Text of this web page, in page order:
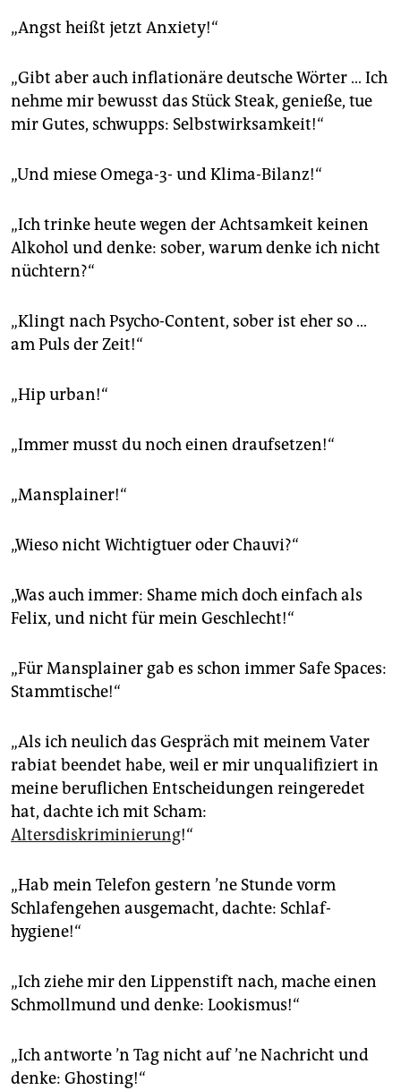
„Angst heißt jetzt Anxiety!“
„Gibt aber auch inflationäre deutsche Wörter … Ich
nehme mir bewusst das Stück Steak, genieße, tue
mir Gutes, schwupps: Selbstwirksamkeit!“
„Und miese Omega-3- und Klima-Bilanz!“
„Ich trinke heute wegen der Achtsamkeit keinen
Alkohol und denke: sober, warum denke ich nicht
nüchtern?“
„Klingt nach Psycho-Content, sober ist eher so …
am Puls der Zeit!“
„Hip urban!“
„Immer musst du noch einen draufsetzen!“
„Mansplainer!“
„Wieso nicht Wichtigtuer oder Chauvi?“
„Was auch immer: Shame mich doch einfach als
Felix, und nicht für mein Geschlecht!“
„Für Mansplainer gab es schon immer Safe Spaces:
Stammtische!“
„Als ich neulich das Gespräch mit meinem Vater
rabiat beendet habe, weil er mir unqualifiziert in
meine beruflichen Entscheidungen reingeredet
hat, dachte ich mit Scham:
Altersdiskriminierung!“
„Hab mein Telefon gestern ’ne Stunde vorm
Schlafengehen ausgemacht, dachte: Schlaf­
hygiene!“
„Ich ziehe mir den Lippenstift nach, mache einen
Schmollmund und denke: Lookismus!“
„Ich antworte ’n Tag nicht auf ’ne Nachricht und
denke: Ghosting!“